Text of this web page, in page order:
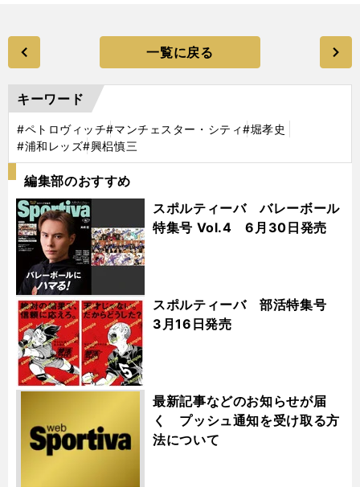
一覧に戻る
キーワード
#ペトロヴィッチ#マンチェスター・シティ#堀孝史
#浦和レッズ#興梠慎三
編集部のおすすめ
スポルティーバ バレーボール
特集号 Vol.4 6月30日発売
スポルティーバ 部活特集号
3月16日発売
最新記事などのお知らせが届
く プッシュ通知を受け取る方
法について